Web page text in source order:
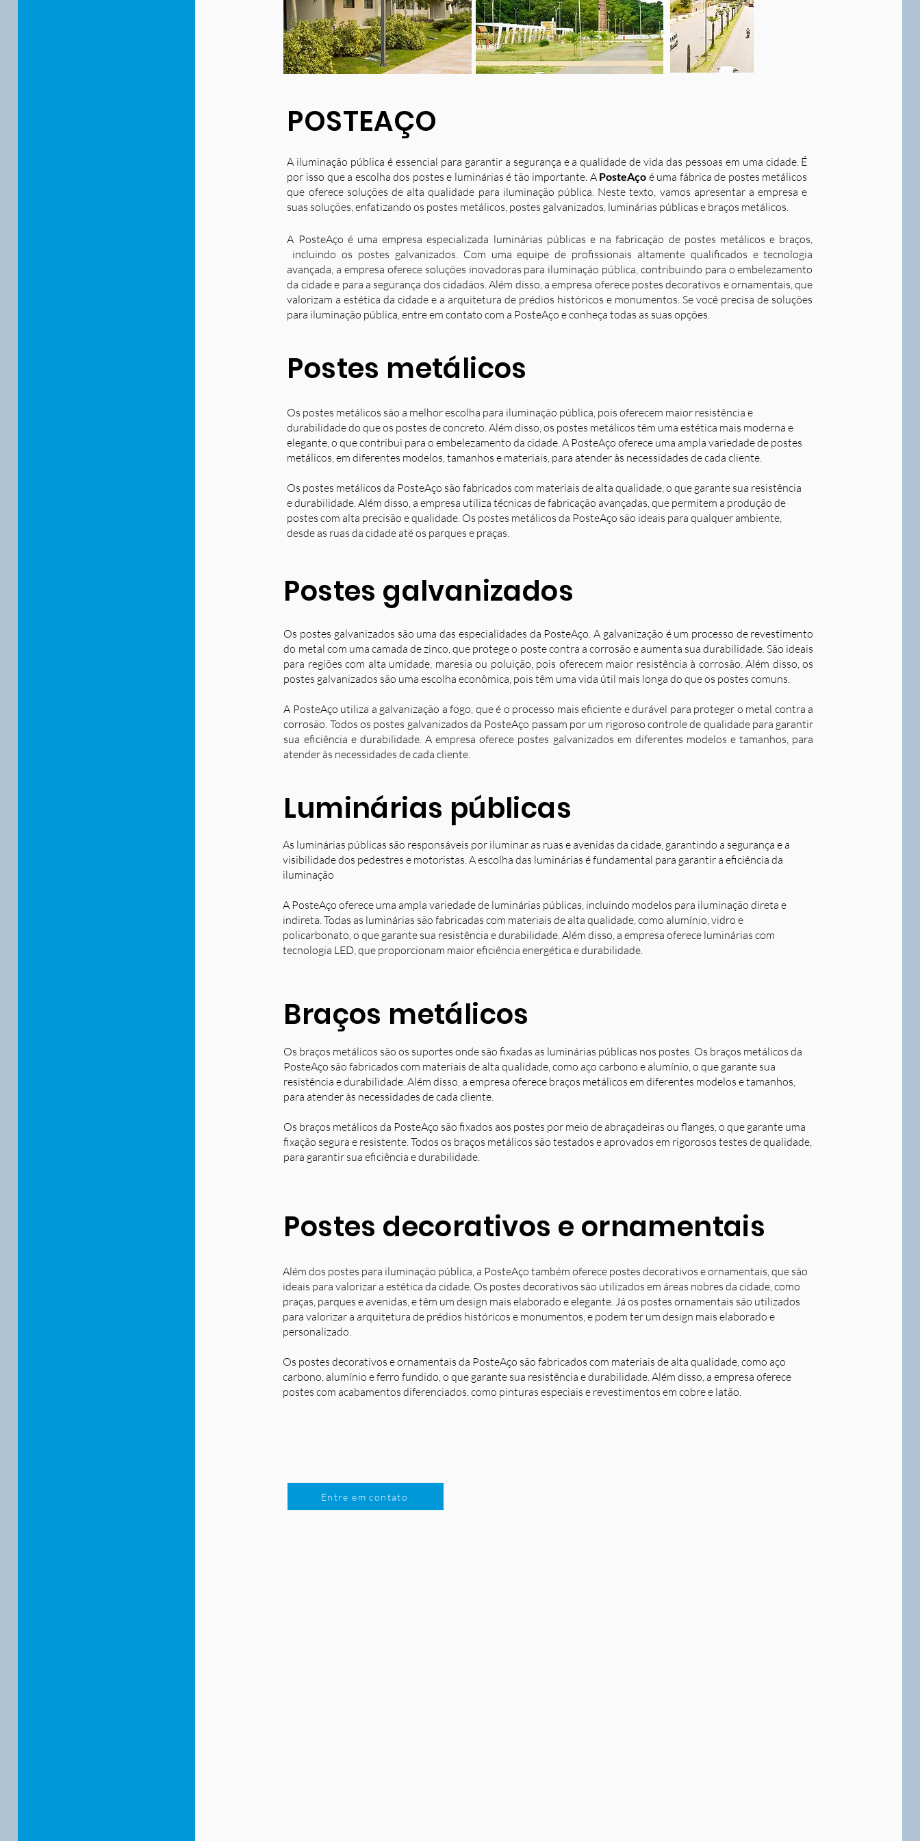
POSTEAÇO
A iluminação pública é essencial para garantir a segurança e a qualidade de vida das pessoas em uma cidade. É
por isso que a escolha dos postes e luminárias é tão importante. A PosteAço é uma fábrica de postes metálicos
que oferece soluções de alta qualidade para iluminação pública. Neste texto, vamos apresentar a empresa e
suas soluções, enfatizando os postes metálicos, postes galvanizados, luminárias públicas e braços metálicos.
A PosteAço é uma empresa especializada luminárias públicas e na fabricação de postes metálicos e braços,
incluindo os postes galvanizados. Com uma equipe de profissionais altamente qualificados e tecnologia
avançada, a empresa oferece soluções inovadoras para iluminação pública, contribuindo para o embelezamento
da cidade e para a segurança dos cidadãos. Além disso, a empresa oferece postes decorativos e ornamentais, que
valorizam a estética da cidade e a arquitetura de prédios históricos e monumentos. Se você precisa de soluções
para iluminação pública, entre em contato com a PosteAço e conheça todas as suas opções.
Postes metálicos
Os postes metálicos são a melhor escolha para iluminação pública, pois oferecem maior resistência e
durabilidade do que os postes de concreto. Além disso, os postes metálicos têm uma estética mais moderna e
elegante, o que contribui para o embelezamento da cidade. A PosteAço oferece uma ampla variedade de postes
metálicos, em diferentes modelos, tamanhos e materiais, para atender às necessidades de cada cliente.
Os postes metálicos da PosteAço são fabricados com materiais de alta qualidade, o que garante sua resistência
e durabilidade. Além disso, a empresa utiliza técnicas de fabricação avançadas, que permitem a produção de
postes com alta precisão e qualidade. Os postes metálicos da PosteAço são ideais para qualquer ambiente,
desde as ruas da cidade até os parques e praças.
Postes galvanizados
Os postes galvanizados são uma das especialidades da PosteAço. A galvanização é um processo de revestimento
do metal com uma camada de zinco, que protege o poste contra a corrosão e aumenta sua durabilidade. São ideais
para regiões com alta umidade, maresia ou poluição, pois oferecem maior resistência à corrosão. Além disso, os
postes galvanizados são uma escolha econômica, pois têm uma vida útil mais longa do que os postes comuns.
A PosteAço utiliza a galvanização a fogo, que é o processo mais eficiente e durável para proteger o metal contra a
corrosão. Todos os postes galvanizados da PosteAço passam por um rigoroso controle de qualidade para garantir
sua eficiência e durabilidade. A empresa oferece postes galvanizados em diferentes modelos e tamanhos, para
atender às necessidades de cada cliente.
Luminárias públicas
As luminárias públicas são responsáveis por iluminar as ruas e avenidas da cidade, garantindo a segurança e a
visibilidade dos pedestres e motoristas. A escolha das luminárias é fundamental para garantir a eficiência da
iluminação
A PosteAço oferece uma ampla variedade de luminárias públicas, incluindo modelos para iluminação direta e
indireta. Todas as luminárias são fabricadas com materiais de alta qualidade, como alumínio, vidro e
policarbonato, o que garante sua resistência e durabilidade. Além disso, a empresa oferece luminárias com
tecnologia LED, que proporcionam maior eficiência energética e durabilidade.
Braços metálicos
Os braços metálicos são os suportes onde são fixadas as luminárias públicas nos postes. Os braços metálicos da
PosteAço são fabricados com materiais de alta qualidade, como aço carbono e alumínio, o que garante sua
resistência e durabilidade. Além disso, a empresa oferece braços metálicos em diferentes modelos e tamanhos,
para atender às necessidades de cada cliente.
Os braços metálicos da PosteAço são fixados aos postes por meio de abraçadeiras ou flanges, o que garante uma
fixação segura e resistente. Todos os braços metálicos são testados e aprovados em rigorosos testes de qualidade,
para garantir sua eficiência e durabilidade.
Postes decorativos e ornamentais
Além dos postes para iluminação pública, a PosteAço também oferece postes decorativos e ornamentais, que são
ideais para valorizar a estética da cidade. Os postes decorativos são utilizados em áreas nobres da cidade, como
praças, parques e avenidas, e têm um design mais elaborado e elegante. Já os postes ornamentais são utilizados
para valorizar a arquitetura de prédios históricos e monumentos, e podem ter um design mais elaborado e
personalizado.
Os postes decorativos e ornamentais da PosteAço são fabricados com materiais de alta qualidade, como aço
carbono, alumínio e ferro fundido, o que garante sua resistência e durabilidade. Além disso, a empresa oferece
postes com acabamentos diferenciados, como pinturas especiais e revestimentos em cobre e latão.
Entre em contato